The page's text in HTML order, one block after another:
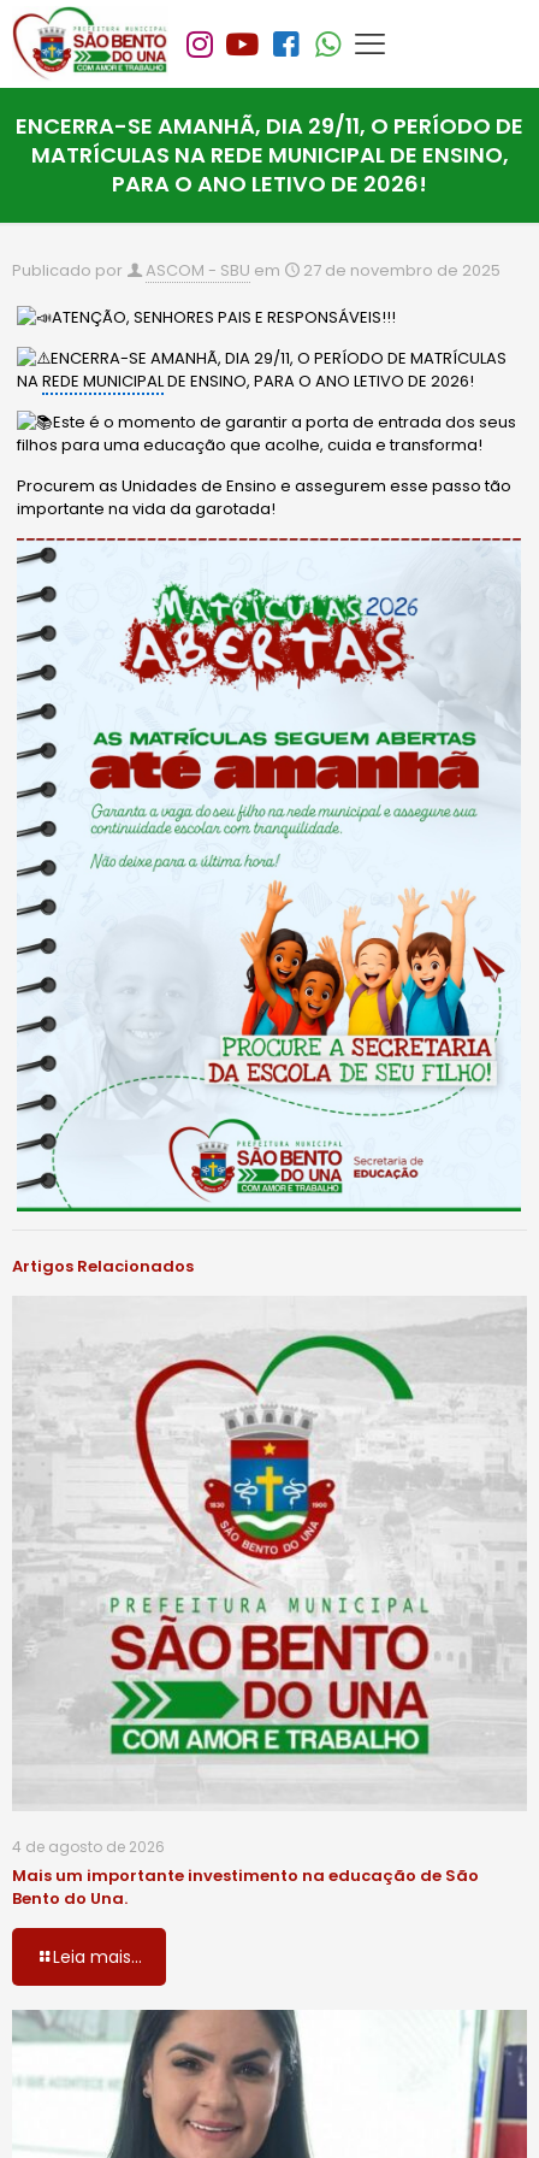
ENCERRA-SE AMANHÃ, DIA 29/11, O PERÍODO DE
MATRÍCULAS NA REDE MUNICIPAL DE ENSINO,
PARA O ANO LETIVO DE 2026!
Publicado por ASCOM - SBU em 27 de novembro de 2025
ATENÇÃO, SENHORES PAIS E RESPONSÁVEIS!!!
ENCERRA-SE AMANHÃ, DIA 29/11, O PERÍODO DE MATRÍCULAS
NAREDE MUNICIPALDE ENSINO, PARA O ANO LETIVO DE 2026!
Este é o momento de garantir a porta de entrada dos seus
filhos para uma educação que acolhe, cuida e transforma!
Procurem as Unidades de Ensino e assegurem esse passo tão
importante na vida da garotada!
Artigos Relacionados
4 de agosto de 2026
Mais um importante investimento na educação de São
Bento do Una.
Leia mais...